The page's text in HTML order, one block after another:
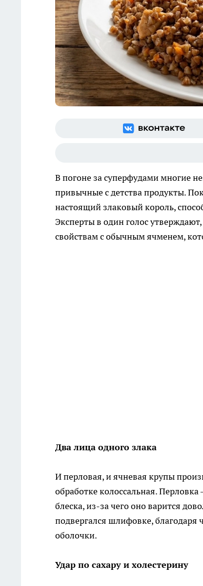
В погоне за суперфудами многие
привычные с детства продукты.
настоящий злаковый король,
Эксперты в один голос
свойствам с обычным ячменем,
Два лица одного злака
И перловая, и ячневая крупы
обработке колоссальная.
блеска, из-за чего оно варится
подвергался шлифовке,
оболочки.
Удар по сахару и холестерину